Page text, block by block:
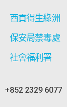
西貢得生綠洲
保安局禁毒處
社會福利署
+852 2329 6077